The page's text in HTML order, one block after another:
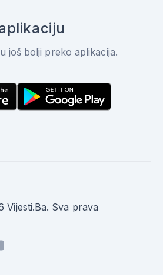
još bolji preko aplikacija.
Sva prava